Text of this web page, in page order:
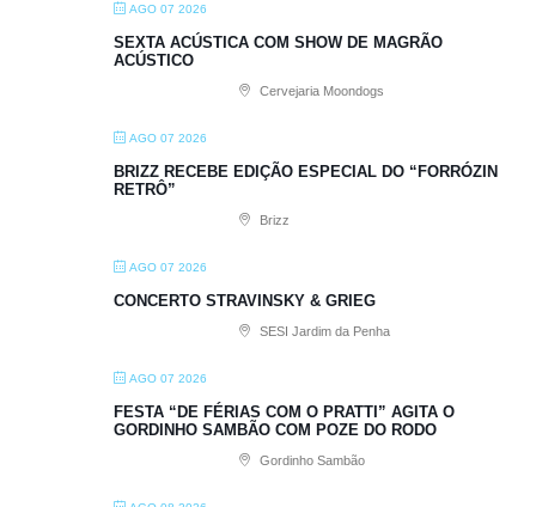
AGO 07 2026
SEXTA ACÚSTICA COM SHOW DE MAGRÃO
ACÚSTICO
Cervejaria Moondogs
AGO 07 2026
BRIZZ RECEBE EDIÇÃO ESPECIAL DO “FORRÓZIN
RETRÔ”
Brizz
AGO 07 2026
CONCERTO STRAVINSKY & GRIEG
SESI Jardim da Penha
AGO 07 2026
FESTA “DE FÉRIAS COM O PRATTI” AGITA O
GORDINHO SAMBÃO COM POZE DO RODO
Gordinho Sambão